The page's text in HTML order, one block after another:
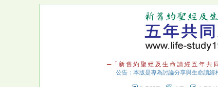
─「 新 舊 約 聖 經 及 生 命 讀 經 五 年 共
公告：本版是專為討論分享與生命讀